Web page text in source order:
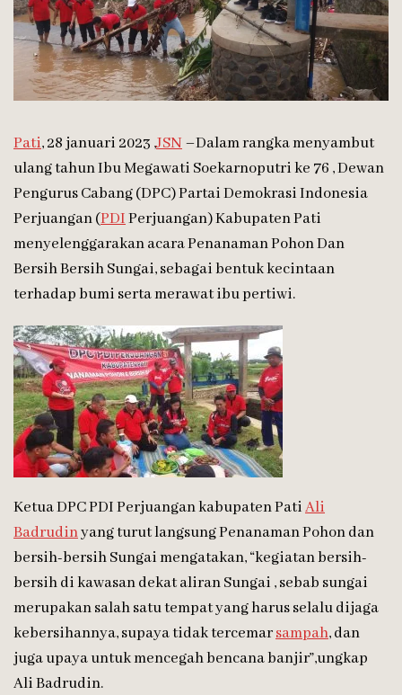
Pati, 28 januari 2023 ,JSN–Dalam rangka menyambut
ulang tahun Ibu Megawati Soekarnoputri ke 76 , Dewan
Pengurus Cabang (DPC) Partai Demokrasi Indonesia
Perjuangan (PDIPerjuangan) Kabupaten Pati
menyelenggarakan acara Penanaman Pohon Dan
Bersih Bersih Sungai, sebagai bentuk kecintaan
terhadap bumi serta merawat ibu pertiwi.
Ketua DPC PDI Perjuangan kabupaten PatiAli
Badrudinyang turut langsung Penanaman Pohon dan
bersih-bersih Sungai mengatakan, “kegiatan bersih-
bersih di kawasan dekat aliran Sungai , sebab sungai
merupakan salah satu tempat yang harus selalu dijaga
kebersihannya, supaya tidak tercemarsampah, dan
juga upaya untuk mencegah bencana banjir”,ungkap
Ali Badrudin.